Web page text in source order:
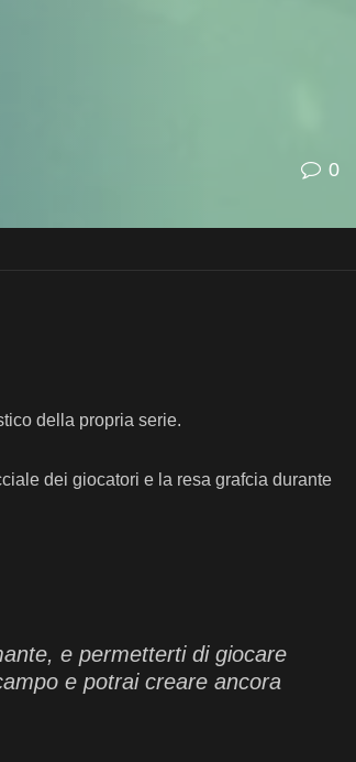
0
della propria serie.
dei giocatori e la resa grafcia durante
e permetterti di giocare
e potrai creare ancora